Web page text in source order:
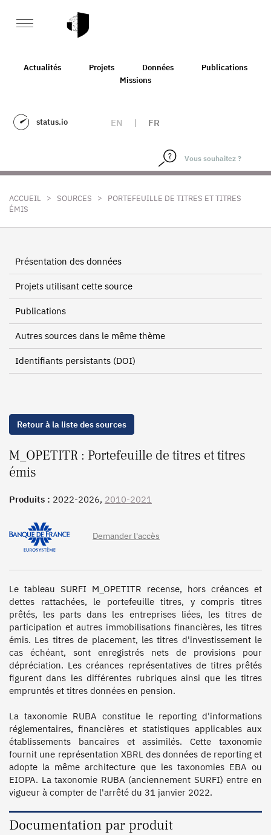
Actualités Projets Données
Publications
Missions
status.io EN | FR
ACCUEIL > SOURCES >
PORTEFEUILLE DE TITRES ET TITRES
ÉMIS
Présentation des données
Projets utilisant cette source
Publications
Autres sources dans le même thème
Identifiants persistants (DOI)
Retour à la liste des sources
M_OPETITR : Portefeuille de titres et titres
émis
Produits : 2022-2026, 2010-2021
Demander l'accès
Le tableau SURFI M_OPETITR recense, hors créances et
dettes rattachées, le portefeuille titres, y compris titres
prêtés, les parts dans les entreprises liées, les titres de
participation et autres immobilisations financières, les titres
émis. Les titres de placement, les titres d'investissement le
cas échéant, sont enregistrés nets de provisions pour
dépréciation. Les créances représentatives de titres prêtés
figurent dans les différentes rubriques ainsi que les titres
empruntés et titres données en pension.
La taxonomie RUBA constitue le reporting d'informations
réglementaires, financières et statistiques applicables aux
établissements bancaires et assimilés. Cette taxonomie
fournit une représentation XBRL des données de reporting et
adopte la même architecture que les taxonomies EBA ou
EIOPA. La taxonomie RUBA (anciennement SURFI) entre en
vigueur à compter de l'arrêté du 31 janvier 2022.
Documentation par produit